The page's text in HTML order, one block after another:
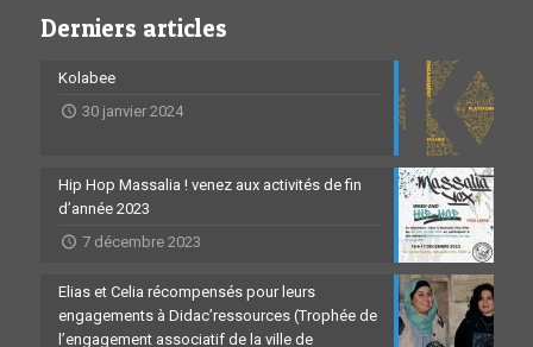
Derniers articles
Kolabee
30 janvier 2024
Hip Hop Massalia ! venez aux activités de fin
d’année 2023
7 décembre 2023
Elias et Celia récompensés pour leurs
engagements à Didac’ressources (Trophée de
l’engagement associatif de la ville de